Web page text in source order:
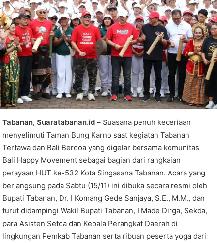
Tabanan, Suaratabanan.id – Suasana penuh keceriaan
menyelimuti Taman Bung Karno saat kegiatan Tabanan
Tertawa dan Bali Berdoa yang digelar bersama komunitas
Bali Happy Movement sebagai bagian dari rangkaian
perayaan HUT ke-532 Kota Singasana Tabanan. Acara yang
berlangsung pada Sabtu (15/11) ini dibuka secara resmi oleh
Bupati Tabanan, Dr. I Komang Gede Sanjaya, S.E., M.M., dan
turut didampingi Wakil Bupati Tabanan, I Made Dirga, Sekda,
para Asisten Setda dan Kepala Perangkat Daerah di
lingkungan Pemkab Tabanan serta ribuan peserta yoga dari